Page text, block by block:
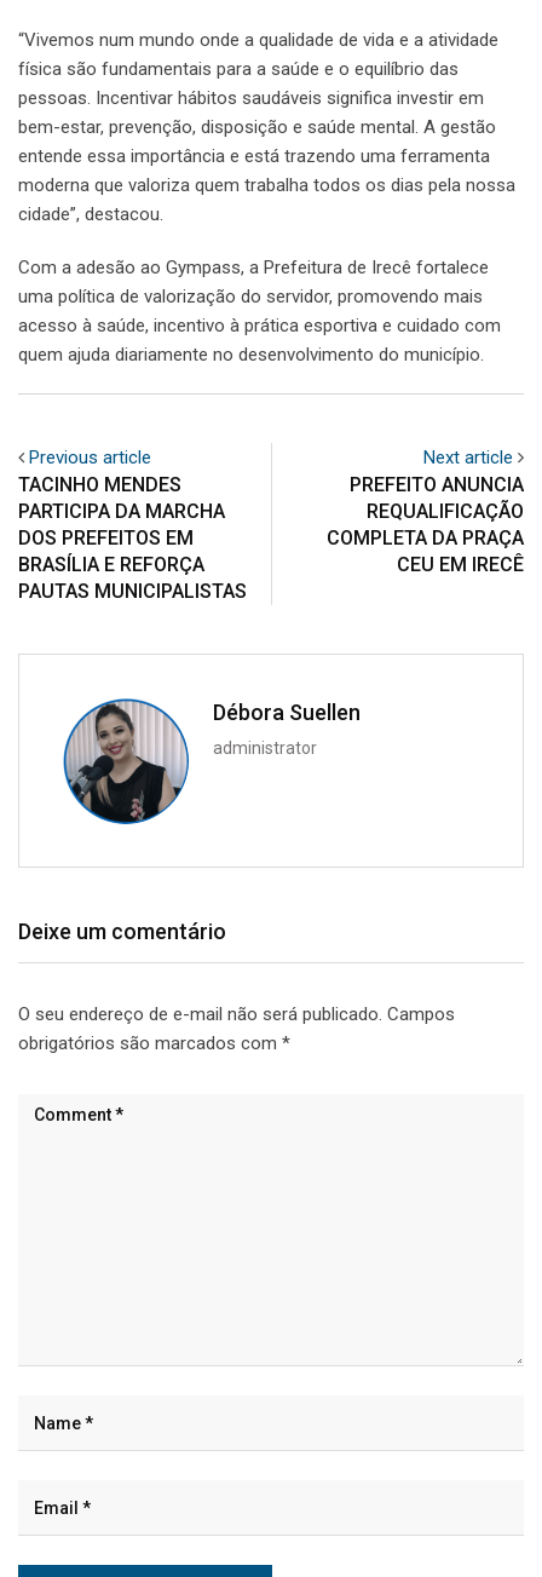
“Vivemos num mundo onde a qualidade de vida e a atividade
física são fundamentais para a saúde e o equilíbrio das
pessoas. Incentivar hábitos saudáveis significa investir em
bem-estar, prevenção, disposição e saúde mental. A gestão
entende essa importância e está trazendo uma ferramenta
moderna que valoriza quem trabalha todos os dias pela nossa
cidade”, destacou.
Com a adesão ao Gympass, a Prefeitura de Irecê fortalece
uma política de valorização do servidor, promovendo mais
acesso à saúde, incentivo à prática esportiva e cuidado com
quem ajuda diariamente no desenvolvimento do município.
Previous article
TACINHO MENDES
PARTICIPA DA MARCHA
DOS PREFEITOS EM
BRASÍLIA E REFORÇA
PAUTAS MUNICIPALISTAS
Next article
PREFEITO ANUNCIA
REQUALIFICAÇÃO
COMPLETA DA PRAÇA
CEU EM IRECÊ
Débora Suellen
administrator
Deixe um comentário
O seu endereço de e-mail não será publicado. Campos
obrigatórios são marcados com *